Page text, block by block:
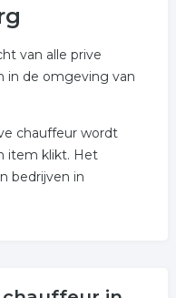
van alle prive
in de omgeving van
chauffeur wordt
item klikt. Het
bedrijven in